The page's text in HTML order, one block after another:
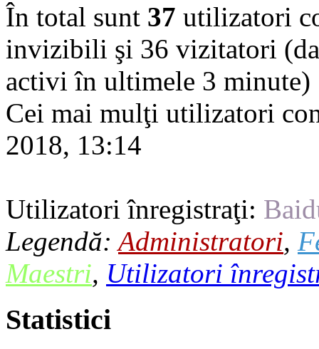
În total sunt 37 utilizatori
invizibili şi 36 vizitatori
activi în ultimele 3 minute)
Cei mai mulţi utilizatori
2018, 13:14
Utilizatori înregistraţi:
Legendă:Administratori,
Maestri, Utilizatori
Statistici